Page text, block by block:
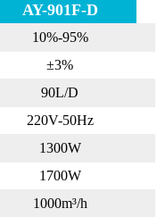
AY-901F-D
10%-95%
±3%
90L/D
220V-50Hz
1300W
1700W
1000m³/h